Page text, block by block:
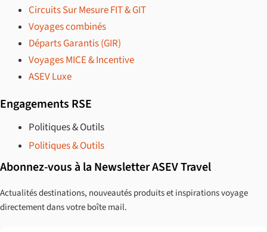
Circuits Sur Mesure FIT & GIT
Voyages combinés
Départs Garantis (GIR)
Voyages MICE & Incentive
ASEV Luxe
Engagements RSE
Politiques & Outils
Politiques & Outils
Abonnez-vous à la Newsletter ASEV Travel
Actualités destinations, nouveautés produits et inspirations voyage
directement dans votre boîte mail.